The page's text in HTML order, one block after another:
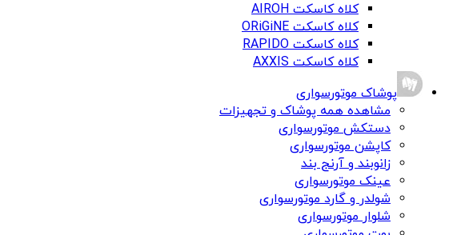
کلاه کاسکت AIROH
کلاه کاسکت ORiGiNE
کلاه کاسکت RAPIDO
کلاه کاسکت AXXIS
پوشاک موتورسواری
مشاهده همه پوشاک و تجهیزات
دستکش موتورسواری
کاپشن موتورسواری
زانوبند و آرنج بند
عینک موتورسواری
شولدر و گارد موتورسواری
شلوار موتورسواری